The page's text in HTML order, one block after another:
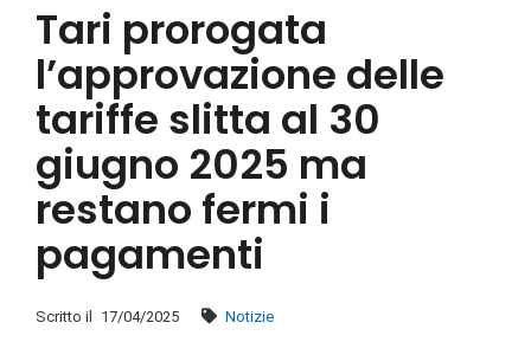
Tari prorogata
l’approvazione delle
tariffe slitta al 30
giugno 2025 ma
restano fermi i
pagamenti
Scritto il 17/04/2025 Notizie